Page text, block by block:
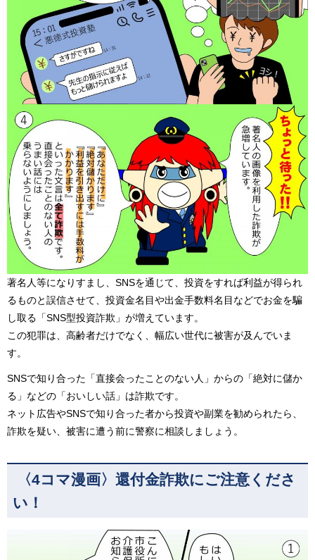
著名人等になりすまし、SNSを通じて、投資をすれば利益が得られ
るものと誤信させて、投資金名目や出金手数料名目などでお金を騙
し取る「SNS型投資詐欺」が増えています。
この犯罪は、高齢者だけでなく、幅広い世代に被害が及んでいま
す。
SNSで知り合った「直接会ったことのない人」からの「絶対に儲か
る」などの「おいしい話」は詐欺です。
ネット広告やSNSで知り合った者から投資や副業を勧められたら、
詐欺を疑い、被害に遭う前に警察に相談しましょう。
〈4コマ漫画〉還付金詐欺にご注意くださ
い！